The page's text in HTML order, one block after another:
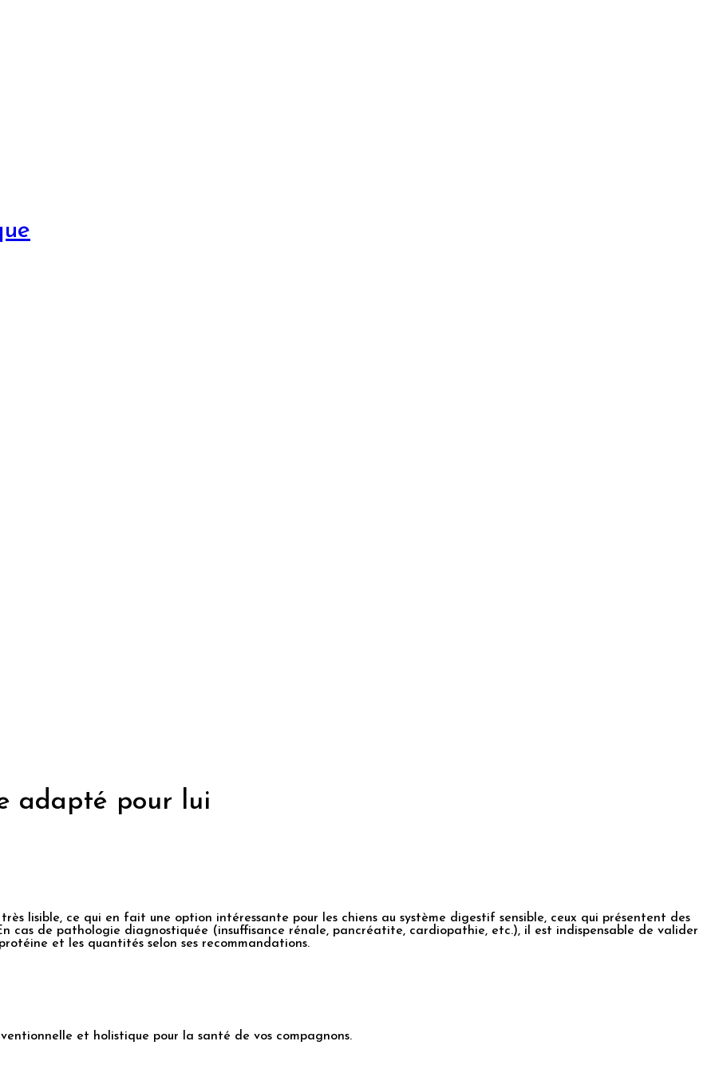
adapté pour lui
lisible, ce qui en fait une option intéressante pour les chiens au système digestif sensible, ceux qui présentent des
cas de pathologie diagnostiquée (insuffisance rénale, pancréatite, cardiopathie, etc.), il est indispensable de valider
et les quantités selon ses recommandations.
et holistique pour la santé de vos compagnons.